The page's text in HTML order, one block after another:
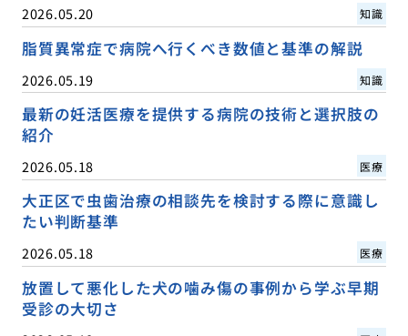
2026.05.20 知識
脂質異常症で病院へ行くべき数値と基準の解説
2026.05.19 知識
最新の妊活医療を提供する病院の技術と選択肢の
紹介
2026.05.18 医療
大正区で虫歯治療の相談先を検討する際に意識し
たい判断基準
2026.05.18 医療
放置して悪化した犬の噛み傷の事例から学ぶ早期
受診の大切さ